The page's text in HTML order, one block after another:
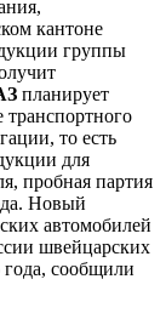
кантоне
группы
планирует
транспортного
то есть
для
пробная партия
Новый
автомобилей
швейцарских
сообщили